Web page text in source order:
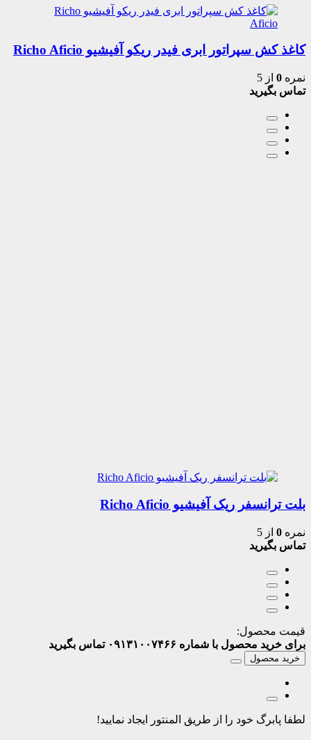
کاغذ کش سپراتور ابری فیدر ریکو آفیشیو Richo Aficio
نمره 0 از 5
تماس بگیرید
بلت ترانسفر ریک آفیشیو Richo Aficio
نمره 0 از 5
تماس بگیرید
قیمت محصول:
برای خرید محصول با شماره ۰۹۱۳۱۰۰۷۴۶۶ تماس بگیرید
خرید محصول
لطفا پابرگ خود را از طریق المنتور ایجاد نمایید!